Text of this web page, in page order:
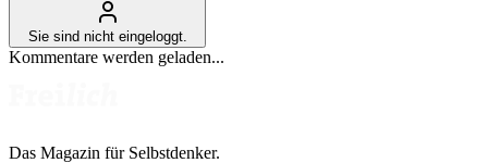
Sie sind nicht eingeloggt.
Kommentare werden geladen...
Das Magazin für Selbstdenker.